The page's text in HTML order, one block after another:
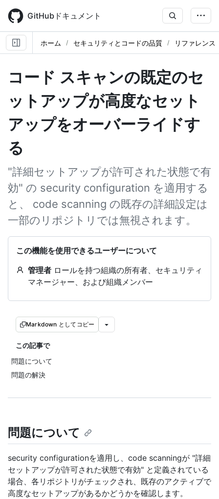
main
content
GitHubドキュメント
ホーム セキュリティとコードの品質 リファレンス
コード スキャンの既定のセ
ットアップが高度なセット
アップをオーバーライドす
る
"詳細セットアップが許可された状態で有
効" の security configuration を適用する
と、 code scanning の既存の詳細設定は
一部のリポジトリでは無視されます。
この機能を使用できるユーザーについて
管理者 ロールを持つ組織の所有者、セキュリティ
マネージャー、および組織メンバー
Markdown としてコピー
この記事で
問題について
問題の解決
問題について
security configurationを適用し、code scanningが "詳細
セットアップが許可された状態で有効" と定義されている
場合、各リポジトリがチェックされ、既存のアクティブで
高度なセットアップがあるかどうかを確認します。